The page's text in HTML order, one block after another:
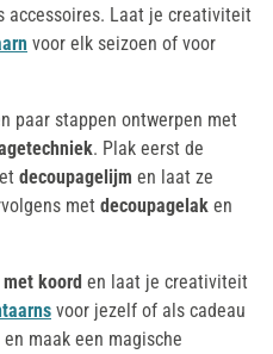
accessoires. Laat je creativiteit
voor elk seizoen of voor
paar stappen ontwerpen met
. Plak eerst de
decoupagelijm en laat ze
met decoupagelak en
met koord en laat je creativiteit
voor jezelf of als cadeau
maak een magische